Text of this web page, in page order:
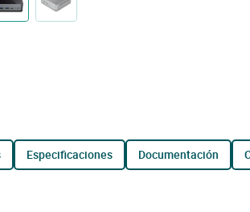
especificaciones documentación